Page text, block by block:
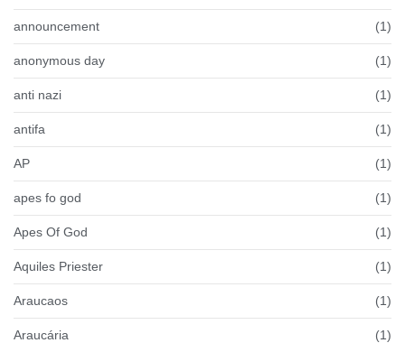
announcement (1)
anonymous day (1)
anti nazi (1)
antifa (1)
AP (1)
apes fo god (1)
Apes Of God (1)
Aquiles Priester (1)
Araucaos (1)
Araucária (1)